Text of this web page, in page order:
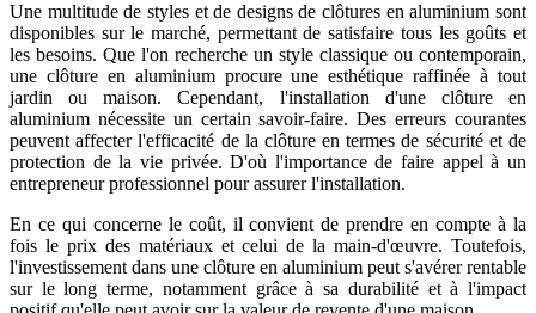
Une multitude de styles et de designs de clôtures en aluminium sont
disponibles sur le marché, permettant de satisfaire tous les goûts et
les besoins. Que l'on recherche un style classique ou contemporain,
une clôture en aluminium procure une esthétique raffinée à tout
jardin ou maison. Cependant, l'installation d'une clôture en
aluminium nécessite un certain savoir-faire. Des erreurs courantes
peuvent affecter l'efficacité de la clôture en termes de sécurité et de
protection de la vie privée. D'où l'importance de faire appel à un
entrepreneur professionnel pour assurer l'installation.
En ce qui concerne le coût, il convient de prendre en compte à la
fois le prix des matériaux et celui de la main-d'œuvre. Toutefois,
l'investissement dans une clôture en aluminium peut s'avérer rentable
sur le long terme, notamment grâce à sa durabilité et à l'impact